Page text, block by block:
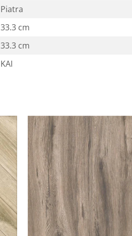
Piatra
33.3 cm
33.3 cm
KAI